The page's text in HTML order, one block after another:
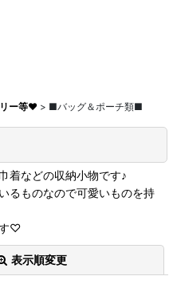
ー等♥ > ■バッグ＆ポーチ類■
着などの収納小物です♪
るものなので可愛いものを持
す♡
表示順変更